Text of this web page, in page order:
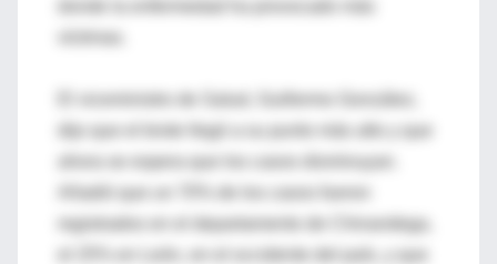
dijo que el brote llegó a su punto más alto y que
registrados en el departamento de Chinandega,